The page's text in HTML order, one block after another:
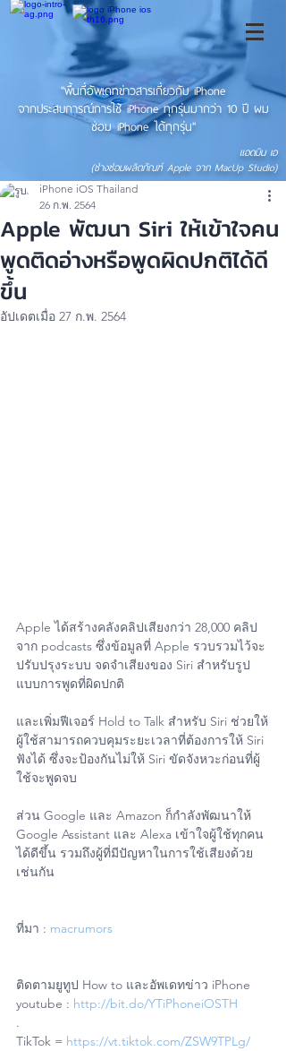
"พื้นที่อัพเดทข่าวสารเกี่ยวกับ iPhone
จากประสบการณ์การใช้ iPhone ทุกรุ่นมากว่า 10 ปี ผม
ซ่อม iPhone ได้ทุกรุ่น"
แอดมิน เอ
(ช่างซ่อมผลิตภัณฑ์ Apple จาก MacUp Studio)
Apple พัฒนา Siri ให้เข้าใจคน
พูดติดอ่างหรือพูดผิดปกติได้ดี
ขึ้น
iPhone iOS Thailand
26 ก.พ. 2564
อัปเดตเมื่อ 27 ก.พ. 2564
Apple ได้สร้างคลังคลิปเสียงกว่า 28,000 คลิป
จาก podcasts ซึ่งข้อมูลที่ Apple รวบรวมไว้จะ
ปรับปรุงระบบ จดจำเสียงของ Siri สำหรับรูป
แบบการพูดที่ผิดปกติ
และเพิ่มฟีเจอร์ Hold to Talk สำหรับ ‌Siri‌ ช่วยให้
ผู้ใช้สามารถควบคุมระยะเวลาที่ต้องการให้ ‌Siri‌
ฟังได้ ซึ่งจะป้องกันไม่ให้ ‌Siri‌ ขัดจังหวะก่อนที่ผู้
ใช้จะพูดจบ
ส่วน Google และ Amazon ก็กำลังพัฒนาให้
Google Assistant และ Alexa เข้าใจผู้ใช้ทุกคน
ได้ดีขึ้น รวมถึงผู้ที่มีปัญหาในการใช้เสียงด้วย
เช่นกัน
ที่มา : macrumors
ติดตามยูทูป How to และอัพเดทข่าว iPhone
youtube : http://bit.do/YTiPhoneiOSTH
.
TikTok = https://vt.tiktok.com/ZSW9TPLg/